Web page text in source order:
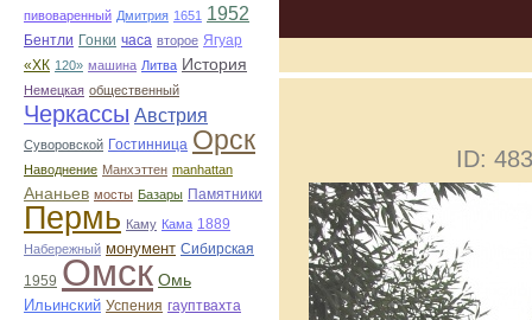
пивоваренный Дмитрия 1651 1952
Бентли Гонки часа второе Ягуар
«ХК 120» машина Литва История
Немецкая общественный
Черкассы Австрия
Суворовской Гостинница Орск
Наводнение Манхэттен manhattan
Ананьев мосты Базары Памятники
Пермь Каму Кама 1889
Набережный монумент Сибирская
1959 Омск Омь
Ильинский Успения гауптвахта
ID: